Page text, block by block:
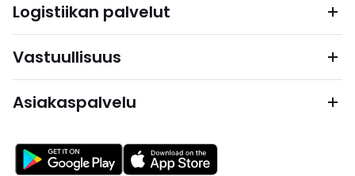
Logistiikan palvelut
Vastuullisuus
Asiakaspalvelu